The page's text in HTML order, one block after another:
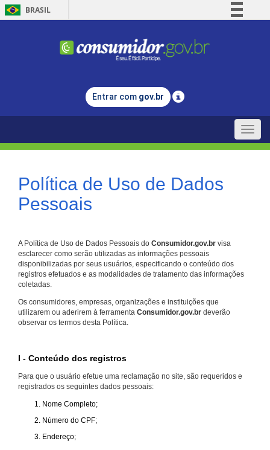
BRASIL
Comunica BR
Legislação
Entrar com gov.br
Toggle
Política de Uso de Dados
Pessoais
A Política de Uso de Dados Pessoais do Consumidor.gov.br visa
esclarecer como serão utilizadas as informações pessoais
disponibilizadas por seus usuários, especificando o conteúdo dos
registros efetuados e as modalidades de tratamento das informações
coletadas.
Os consumidores, empresas, organizações e instituições que
utilizarem ou aderirem à ferramenta Consumidor.gov.br deverão
observar os termos desta Política.
I - Conteúdo dos registros
Para que o usuário efetue uma reclamação no site, são requeridos e
registrados os seguintes dados pessoais:
Nome Completo;
Número do CPF;
Endereço;